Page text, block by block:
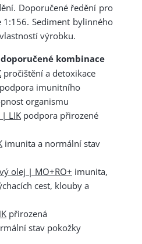
Doporučené ředění pro
Sediment bylinného
výrobku.
kombinace
pročištění a detoxikace
podpora imunitního
organismu
| LIK podpora přirozené
imunita a normální stav
olej | MO+RO+ imunita,
cest, klouby a
přirozená
stav pokožky